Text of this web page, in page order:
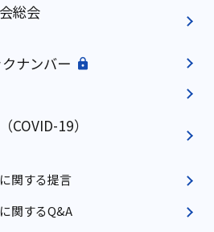
総会
ナンバー
COVID-19）
関する提言
関するQ&A